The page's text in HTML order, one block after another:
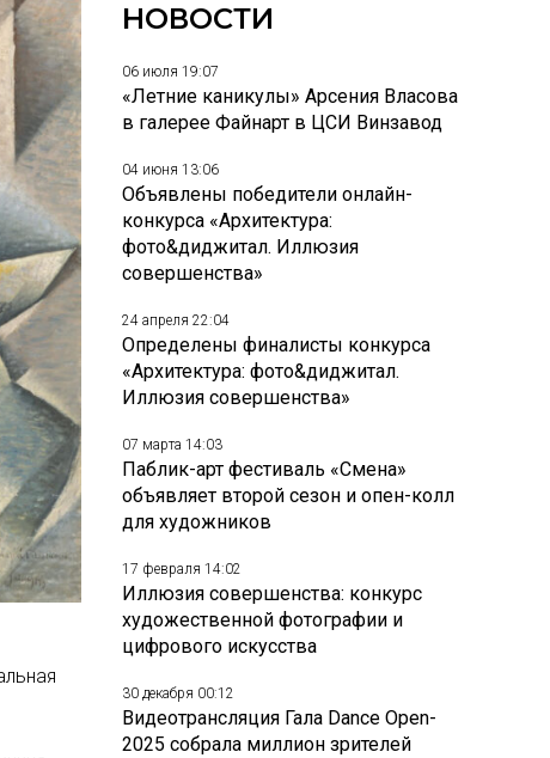
НОВОСТИ
06 июля 19:07
«Летние каникулы» Арсения Власова
в галерее Файнарт в ЦСИ Винзавод
04 июня 13:06
Объявлены победители онлайн-
конкурса «Архитектура:
фото&диджитал. Иллюзия
совершенства»
24 апреля 22:04
Определены финалисты конкурса
«Архитектура: фото&диджитал.
Иллюзия совершенства»
07 марта 14:03
Паблик-арт фестиваль «Смена»
объявляет второй сезон и опен-колл
для художников
17 февраля 14:02
Иллюзия совершенства: конкурс
художественной фотографии и
цифрового искусства
30 декабря 00:12
Видеотрансляция Гала Dance Open-
2025 собрала миллион зрителей